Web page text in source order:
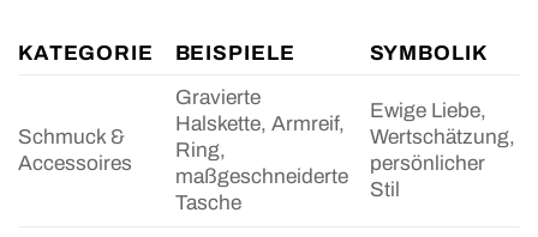
KATEGORIE BEISPIELE SYMBOLIK
Schmuck &
Accessoires
Gravierte
Halskette, Armreif,
Ring,
maßgeschneiderte
Tasche
Ewige Liebe,
Wertschätzung,
persönlicher
Stil